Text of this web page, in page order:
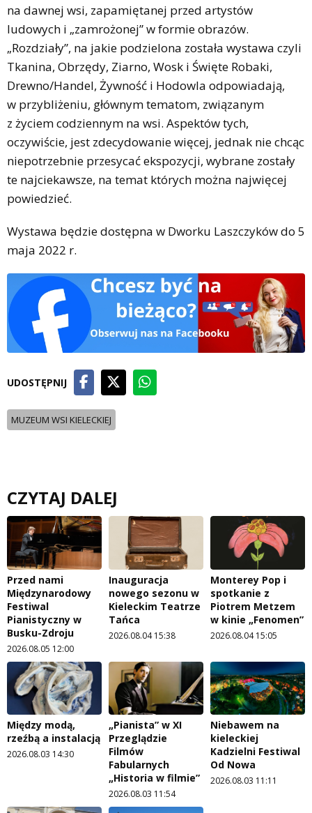
na dawnej wsi, zapamiętanej przed artystów
ludowych i „zamrożonej” w formie obrazów.
„Rozdziały”, na jakie podzielona została wystawa czyli
Tkanina, Obrzędy, Ziarno, Wosk i Święte Robaki,
Drewno/Handel, Żywność i Hodowla odpowiadają,
w przybliżeniu, głównym tematom, związanym
z życiem codziennym na wsi. Aspektów tych,
oczywiście, jest zdecydowanie więcej, jednak nie chcąc
niepotrzebnie przesycać ekspozycji, wybrane zostały
te najciekawsze, na temat których można najwięcej
powiedzieć.
Wystawa będzie dostępna w Dworku Laszczyków do 5
maja 2022 r.
UDOSTĘPNIJ
MUZEUM WSI KIELECKIEJ
CZYTAJ DALEJ
Przed nami
Międzynarodowy
Festiwal
Pianistyczny w
Busku-Zdroju
2026.08.05 12:00
Inauguracja
nowego sezonu w
Kieleckim Teatrze
Tańca
2026.08.04 15:38
Monterey Pop i
spotkanie z
Piotrem Metzem
w kinie „Fenomen”
2026.08.04 15:05
Między modą,
rzeźbą a instalacją
2026.08.03 14:30
„Pianista” w XI
Przeglądzie
Filmów
Fabularnych
„Historia w filmie”
2026.08.03 11:54
Niebawem na
kieleckiej
Kadzielni Festiwal
Od Nowa
2026.08.03 11:11